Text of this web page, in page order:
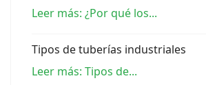
Leer más: ¿Por qué los...
Tipos de tuberías industriales
Leer más: Tipos de...